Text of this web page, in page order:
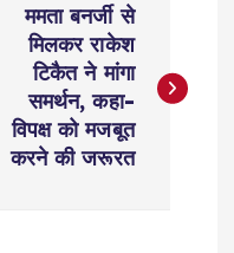
ममता बनर्जी से
मिलकर राकेश
टिकैत ने मांगा
समर्थन, कहा-
विपक्ष को मजबूत
करने की जरूरत